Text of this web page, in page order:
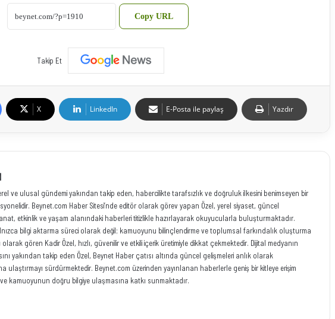
Copy URL
Takip Et
X LinkedIn E-Posta ile paylaş Yazdır
ve ulusal gündemi yakından takip eden, habercilikte tarafsızlık ve doğruluk ilkesini benimseyen bir
Beynet.com Haber Sitesi’nde editör olarak görev yapan Özel, yerel siyaset, güncel
etkinlik ve yaşam alanındaki haberleri titizlikle hazırlayarak okuyucularla buluşturmaktadır.
bilgi aktarma süreci olarak değil; kamuoyunu bilinçlendirme ve toplumsal farkındalık oluşturma
gören Kadir Özel, hızlı, güvenilir ve etkili içerik üretimiyle dikkat çekmektedir. Dijital medyanın
yakından takip eden Özel, Beynet Haber çatısı altında güncel gelişmeleri anlık olarak
ulaştırmayı sürdürmektedir. Beynet.com üzerinden yayınlanan haberlerle geniş bir kitleye erişim
kamuoyunun doğru bilgiye ulaşmasına katkı sunmaktadır.